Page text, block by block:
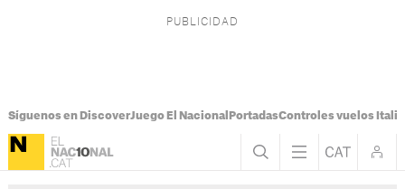
Síguenos en DiscoverJuego El Nacional PortadasControles vuelos Italia